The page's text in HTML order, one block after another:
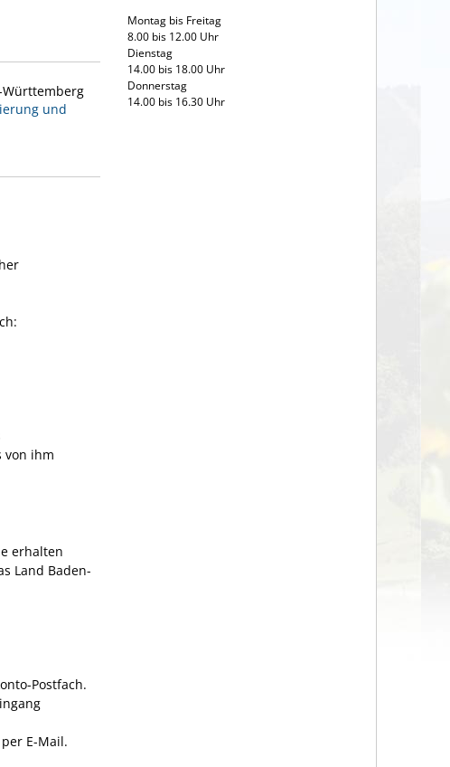
und
von ihm
erhalten
Land Baden-
Postfach.
E-Mail.
Montag bis Freitag
8.00 bis 12.00 Uhr
Dienstag
14.00 bis 18.00 Uhr
Donnerstag
14.00 bis 16.30 Uhr